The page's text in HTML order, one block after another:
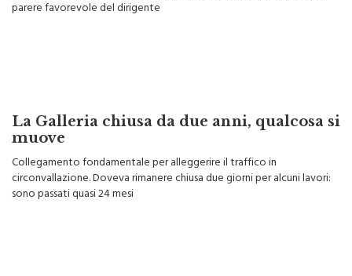
muove
Collegamento fondamentale per alleggerire il traffico in
circonvallazione. Doveva rimanere chiusa due giorni per alcuni lavori:
sono passati quasi 24 mesi